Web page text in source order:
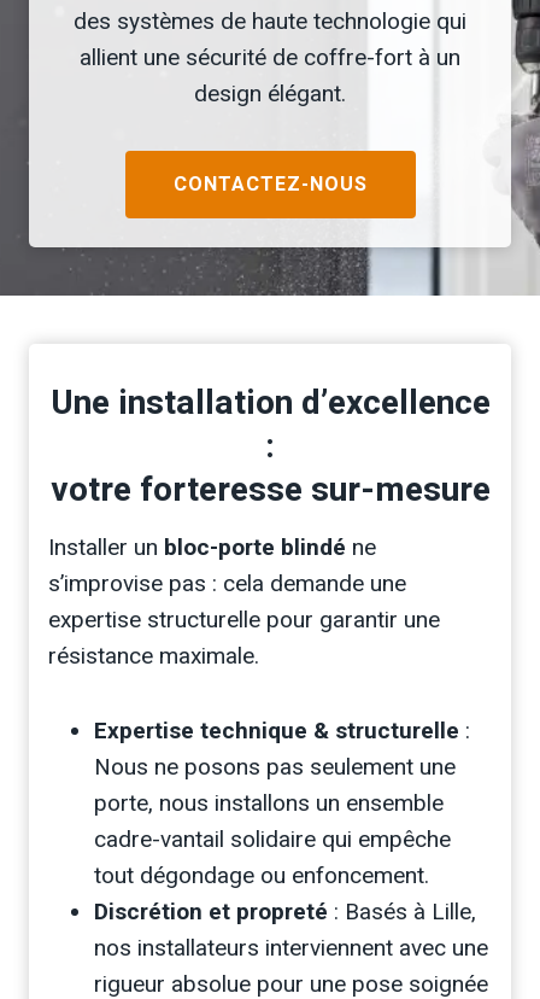
des systèmes de haute technologie qui
allient une sécurité de coffre-fort à un
design élégant.
CONTACTEZ-NOUS
Une installation d’excellence
:
votre forteresse sur-mesure
Installer un bloc-porte blindé ne
s’improvise pas : cela demande une
expertise structurelle pour garantir une
résistance maximale.
Expertise technique & structurelle :
Nous ne posons pas seulement une
porte, nous installons un ensemble
cadre-vantail solidaire qui empêche
tout dégondage ou enfoncement.
Discrétion et propreté : Basés à Lille,
nos installateurs interviennent avec une
rigueur absolue pour une pose soignée